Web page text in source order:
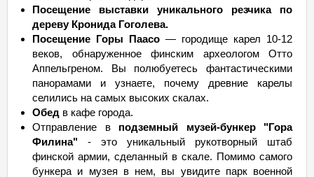
Посещение выставки уникального резчика по
дереву Кронида Гоголева.
Посещение Горы Паасо — городище карел 10-12
веков, обнаруженное финским археологом Отто
Аппельгреном. Вы полюбуетесь фантастическими
панорамами и узнаете, почему древние карелы
селились на самых высоких скалах.
Обед в кафе города.
Отправление в подземный музей-бункер "Гора
Филина" - это уникальный рукотворный штаб
финской армии, сделанный в скале. Помимо самого
бункера и музея в нем, вы увидите парк военной